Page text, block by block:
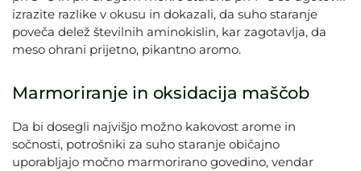
izrazite razlike v okusu in dokazali, da suho staranje
poveča delež številnih aminokislin, kar zagotavlja, da
meso ohrani prijetno, pikantno aromo.
Marmoriranje in oksidacija maščob
Da bi dosegli najvišjo možno kakovost arome in
sočnosti, potrošniki za suho staranje običajno
uporabljajo močno marmorirano govedino, vendar